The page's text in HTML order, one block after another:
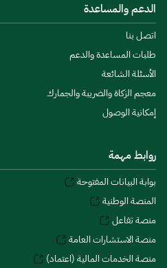
الدعم والمساعدة
اتصل بنا
طلبات المساعدة والدعم
الأسئلة الشائعة
معجم الزكاة والضريبة والجمارك
إمكانية الوصول
روابط مهمة
بوابة البيانات المفتوحة
المنصة الوطنية
منصة تفاعل
منصة الاستشارات العامة
منصة الخدمات المالية (اعتماد)